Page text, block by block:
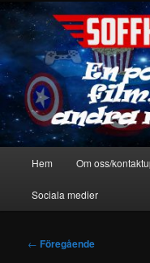
Hoppa
primärt
innehållSoffhjältarna
En podcast om film, spel &
Hem Om oss/
Sociala medier
Inläggsnavigering
← Föregående